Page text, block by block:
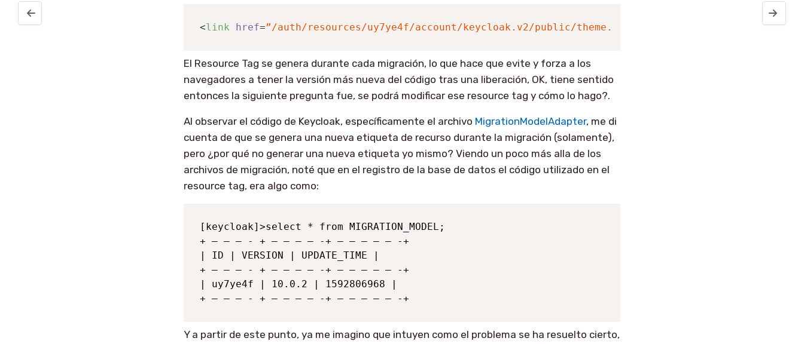
<link href=”/auth/resources/uy7ye4f/account/keycloak.v2/public/theme.css”
El Resource Tag se genera durante cada migración, lo que hace que evite y forza a los
navegadores a tener la versión más nueva del código tras una liberación, OK, tiene sentido
entonces la siguiente pregunta fue, se podrá modificar ese resource tag y cómo lo hago?.
Al observar el código de Keycloak, específicamente el archivo MigrationModelAdapter, me di
cuenta de que se genera una nueva etiqueta de recurso durante la migración (solamente),
pero ¿por qué no generar una nueva etiqueta yo mismo? Viendo un poco más alla de los
archivos de migración, noté que en el registro de la base de datos el código utilizado en el
resource tag, era algo como:
[keycloak]>select * from MIGRATION_MODEL;
+ — — — - + — — — — -+ — — — — — -+
| ID | VERSION | UPDATE_TIME |
+ — — — - + — — — — -+ — — — — — -+
| uy7ye4f | 10.0.2 | 1592806968 |
+ — — — - + — — — — -+ — — — — — -+
Y a partir de este punto, ya me imagino que intuyen como el problema se ha resuelto cierto,